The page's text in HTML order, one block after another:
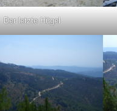
Der letzte Hügel